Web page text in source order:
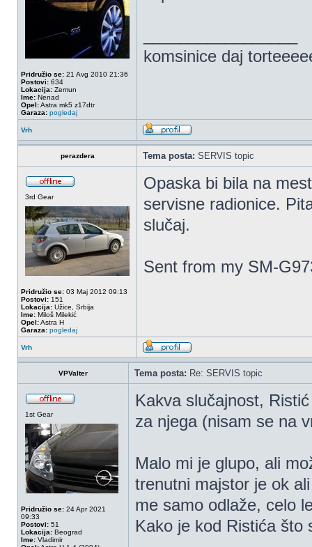
Pridružio se: 21 Avg 2010 21:36
Postovi: 634
Lokacija: Zemun
Ime: Nenad
Opel:Astra mk5 z17dtr
Garaza: pogledaj
komsinice daj
Vrh
perazdera Tema posta: SERVIS topic
3rd Gear
Pridružio se: 03 Maj 2012 09:13
Postovi: 151
Lokacija: Užice, Srbija
Ime: Miloš Milekić
Opel:Astra H
Garaza: pogledaj
Opaska bi bila na
servisne radionice.
slučaj.
Sent from my SM-
Vrh
VPValter Tema posta: Re: SERVIS topic
1st Gear
Pridružio se: 24 Apr 2021
09:33
Postovi: 51
Lokacija: Beograd
Ime: Vladimir
Kakva slučajnost,
za njega (nisam se na
Malo mi je glupo, ali
trenutni majstor je ok
me samo odlaže, celo
Kako je kod Ristića što